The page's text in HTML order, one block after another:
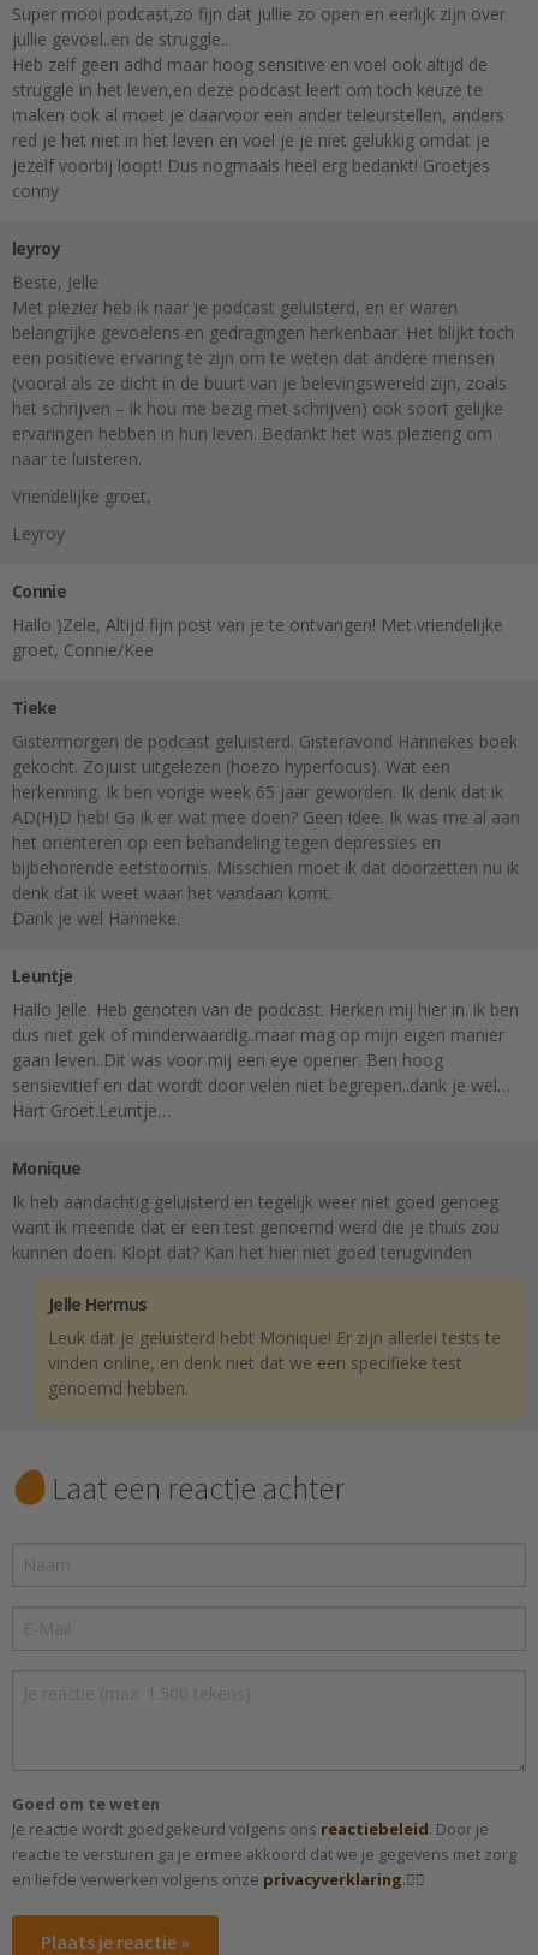
Super mooi podcast,zo fijn dat jullie zo open en eerlijk zijn over
jullie gevoel..en de struggle..
Heb zelf geen adhd maar hoog sensitive en voel ook altijd de
struggle in het leven,en deze podcast leert om toch keuze te
maken ook al moet je daarvoor een ander teleurstellen, anders
red je het niet in het leven en voel je je niet gelukkig omdat je
jezelf voorbij loopt! Dus nogmaals heel erg bedankt! Groetjes
conny
leyroy
Beste, Jelle
Met plezier heb ik naar je podcast geluisterd, en er waren
belangrijke gevoelens en gedragingen herkenbaar. Het blijkt toch
een positieve ervaring te zijn om te weten dat andere mensen
(vooral als ze dicht in de buurt van je belevingswereld zijn, zoals
het schrijven – ik hou me bezig met schrijven) ook soort gelijke
ervaringen hebben in hun leven. Bedankt het was plezierig om
naar te luisteren.
Vriendelijke groet,
Leyroy
Connie
Hallo )Zele, Altijd fijn post van je te ontvangen! Met vriendelijke
groet, Connie/Kee
Tieke
Gistermorgen de podcast geluisterd. Gisteravond Hannekes boek
gekocht. Zojuist uitgelezen (hoezo hyperfocus). Wat een
herkenning. Ik ben vorige week 65 jaar geworden. Ik denk dat ik
AD(H)D heb! Ga ik er wat mee doen? Geen idee. Ik was me al aan
het oriënteren op een behandeling tegen depressies en
bijbehorende eetstoornis. Misschien moet ik dat doorzetten nu ik
denk dat ik weet waar het vandaan komt.
Dank je wel Hanneke.
Leuntje
Hallo Jelle. Heb genoten van de podcast. Herken mij hier in. ik ben
dus niet gek of minderwaardig..maar mag op mijn eigen manier
gaan leven..Dit was voor mij een eye opener. Ben hoog
sensievitief en dat wordt door velen niet begrepen..dank je wel…
Hart Groet.Leuntje…
Monique
Ik heb aandachtig geluisterd en tegelijk weer niet goed genoeg
want ik meende dat er een test genoemd werd die je thuis zou
kunnen doen. Klopt dat? Kan het hier niet goed terugvinden
Jelle Hermus
Leuk dat je geluisterd hebt Monique! Er zijn allerlei tests te
vinden online, en denk niet dat we een specifieke test
genoemd hebben.
Laat een reactie achter
Goed om te weten
Je reactie wordt goedgekeurd volgens ons reactiebeleid. Door je
reactie te versturen ga je ermee akkoord dat we je gegevens met zorg
en liefde verwerken volgens onze privacyverklaring.✌🏻
Plaats je reactie »